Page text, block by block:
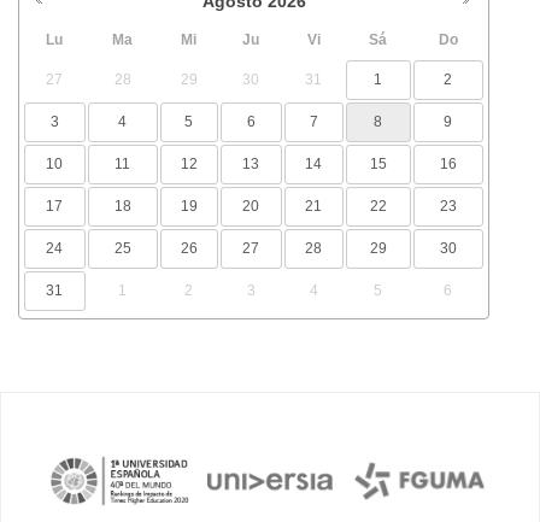
Lu Ma Mi Ju Vi Sá Do
27 28 29 30 31 1 2
3 4 5 6 7 8 9
10 11 12 13 14 15 16
17 18 19 20 21 22 23
24 25 26 27 28 29 30
31 1 2 3 4 5 6